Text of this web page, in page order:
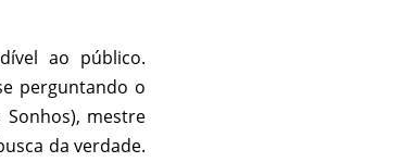
ao público.
perguntando o
mestre
da verdade.